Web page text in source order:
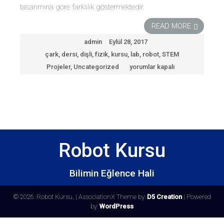
tasarımına göre farklılık göstermektedir.
READ MORE
admin
Eylül 28, 2017
çark, dersi, dişli, fizik, kursu, lab, robot, STEM
Projeler, Uncategorized
Dişli
yorumlar kapalı
Robot Kursu
Bilimin Eğlence Hali
© 2026: Robot Kursu, | AssociationX Theme by: D5 Creation| Powered
by: WordPress